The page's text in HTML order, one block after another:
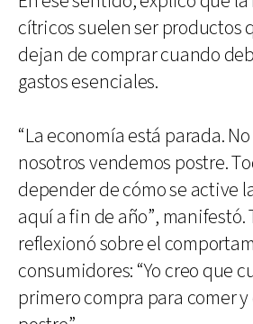
cítricos suelen ser productos
dejan de comprar cuando
gastos esenciales.
“La economía está parada.
nosotros vendemos postre.
depender de cómo se active
aquí a fin de año”, manifestó.
reflexionó sobre el
consumidores: “Yo creo que
primero compra para comer